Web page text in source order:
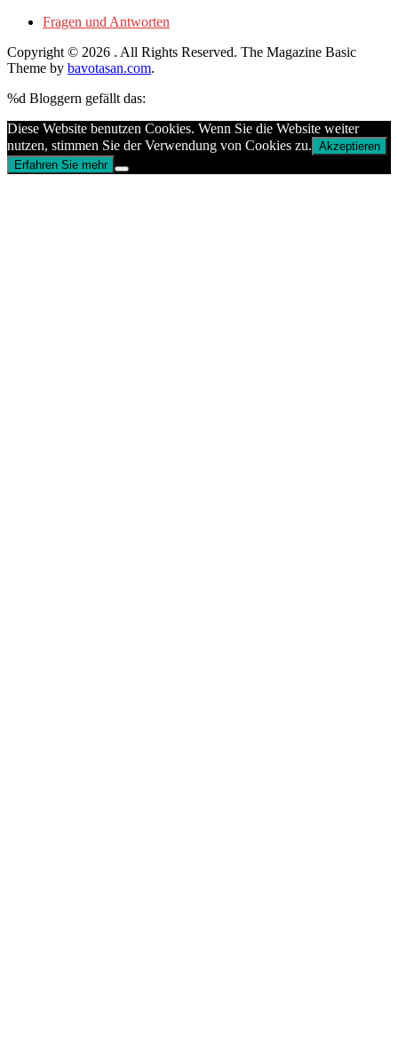
Fragen und Antworten
Copyright © 2026 . All Rights Reserved. The Magazine Basic
Theme by bavotasan.com.
%d Bloggern gefällt das:
Diese Website benutzen Cookies. Wenn Sie die Website weiter
nutzen, stimmen Sie der Verwendung von Cookies zu. Akzeptieren
Erfahren Sie mehr